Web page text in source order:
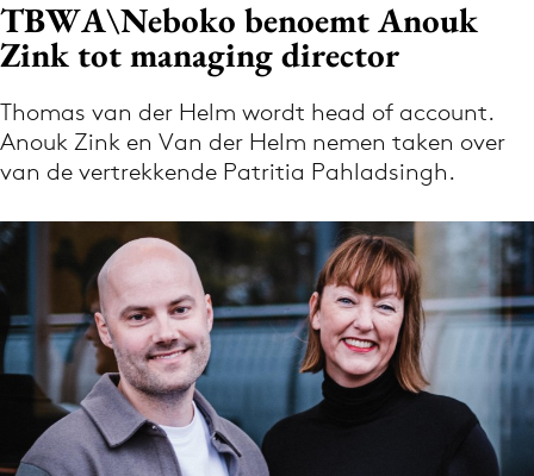
Download de app
Volg het laatste nieuws via de Adformatie
Nieuws app
Menu
Home
9 sept: GenAI-training
12 nov: MarketingLive!
TBWA\Neboko benoemt Anouk
Zink tot managing director
Thomas van der Helm wordt head of account.
Anouk Zink en Van der Helm nemen taken over
van de vertrekkende Patritia Pahladsingh.